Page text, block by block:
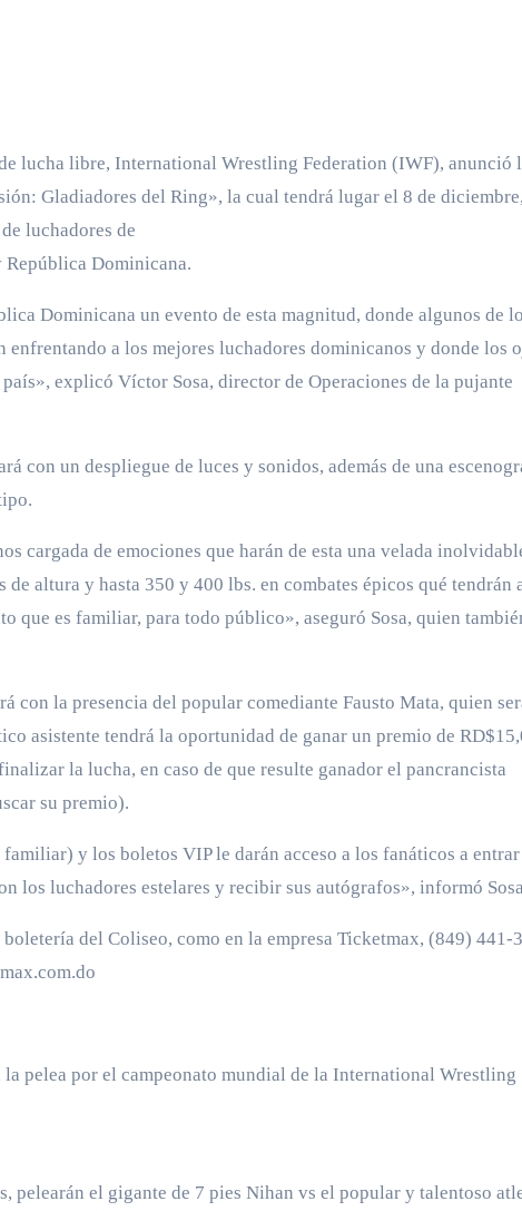
Gladiadores del Ring», la cual tendrá lugar el 8 de
luchadores de
República Dominicana.
Dominicana un evento de esta magnitud, donde algunos de
enfrentando a los mejores luchadores dominicanos y donde los
explicó Víctor Sosa, director de Operaciones de la pujante
con un despliegue de luces y sonidos, además de una
cargada de emociones que harán de esta una velada
altura y hasta 350 y 400 lbs. en combates épicos qué tendrán
que es familiar, para todo público», aseguró Sosa, quien
con la presencia del popular comediante Fausto Mata, quien
asistente tendrá la oportunidad de ganar un premio de
la lucha, en caso de que resulte ganador el pancrancista
su premio).
y los boletos VIP le darán acceso a los fanáticos a
los luchadores estelares y recibir sus autógrafos», informó
del Coliseo, como en la empresa Ticketmax, (849) 441-
pelea por el campeonato mundial de la International Wrestling
pelearán el gigante de 7 pies Nihan vs el popular y talentoso